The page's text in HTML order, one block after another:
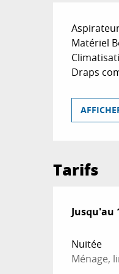
Matériel
Draps
Tarifs
Du25
Jusqu'au
Nuitée
Ménage,